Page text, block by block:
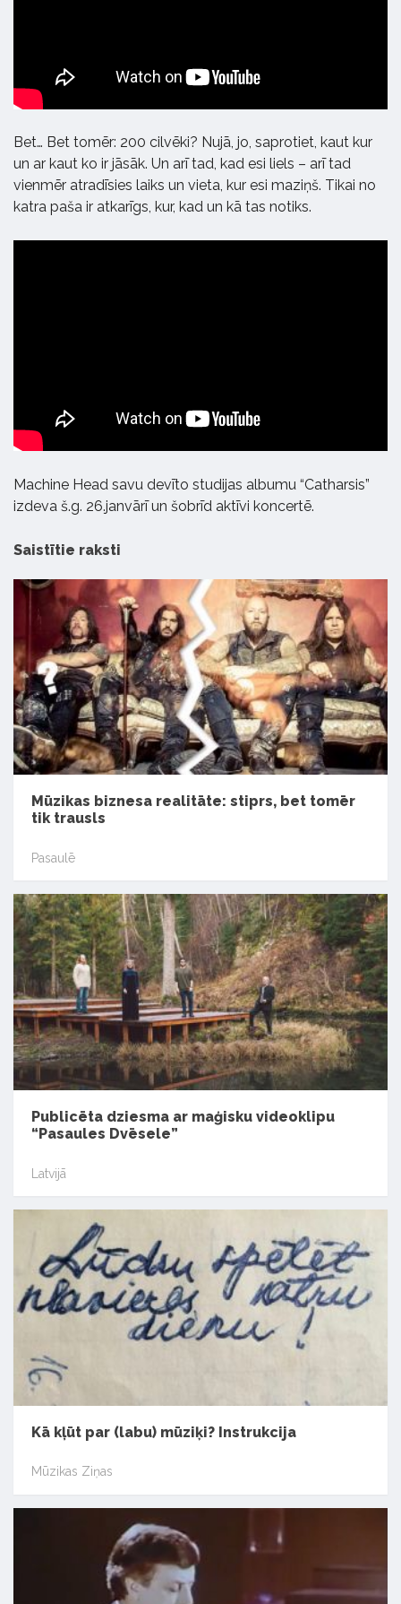
Bet… Bet tomēr: 200 cilvēki? Nujā, jo, saprotiet, kaut kur
un ar kaut ko ir jāsāk. Un arī tad, kad esi liels – arī tad
vienmēr atradīsies laiks un vieta, kur esi maziņš. Tikai no
katra paša ir atkarīgs, kur, kad un kā tas notiks.
Machine Head savu devīto studijas albumu “Catharsis”
izdeva š.g. 26.janvārī un šobrīd aktīvi koncertē.
Saistītie raksti
Mūzikas biznesa realitāte: stiprs, bet tomēr
tik trausls
Pasaulē
Publicēta dziesma ar maģisku videoklipu
“Pasaules Dvēsele”
Latvijā
Kā kļūt par (labu) mūziķi? Instrukcija
Mūzikas Ziņas